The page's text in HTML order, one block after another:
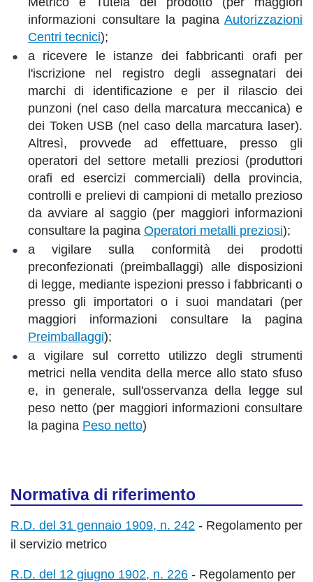
informazioni consultare la pagina Autorizzazioni
Centri tecnici);
a ricevere le istanze dei fabbricanti orafi per
l'iscrizione nel registro degli assegnatari dei
marchi di identificazione e per il rilascio dei
punzoni (nel caso della marcatura meccanica) e
dei Token USB (nel caso della marcatura laser).
Altresì, provvede ad effettuare, presso gli
operatori del settore metalli preziosi (produttori
orafi ed esercizi commerciali) della provincia,
controlli e prelievi di campioni di metallo prezioso
da avviare al saggio (per maggiori informazioni
consultare la pagina Operatori metalli preziosi);
a vigilare sulla conformità dei prodotti
preconfezionati (preimballaggi) alle disposizioni
di legge, mediante ispezioni presso i fabbricanti o
presso gli importatori o i suoi mandatari (per
maggiori informazioni consultare la pagina
Preimballaggi);
a vigilare sul corretto utilizzo degli strumenti
metrici nella vendita della merce allo stato sfuso
e, in generale, sull'osservanza della legge sul
peso netto (per maggiori informazioni consultare
la pagina Peso netto)
Normativa di riferimento
R.D. del 31 gennaio 1909, n. 242 - Regolamento per
il servizio metrico
R.D. del 12 giugno 1902, n. 226 - Regolamento per